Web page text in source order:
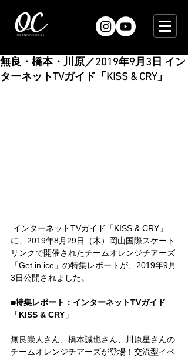
無良・橋本・川原／2019年9月3日 イン
ターネットTVガイド「KISS & CRY」
に、2019年8月29日（木）岡山国際スケート
リンクで開催されたチームオレンジチアーズ
「Get in ice」の特集レポートが、2019年9月
3日公開されました。
■特集レポート：インターネットTVガイド
「KISS & CRY」
無良崇人さん、橋本誠也さん、川原星さんの
チームオレンジチアーズが登場！交流型イベ